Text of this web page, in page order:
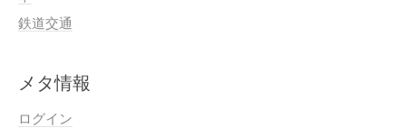
鉄道交通
メタ情報
ログイン